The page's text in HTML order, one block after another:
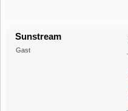
Sunstream
Gast